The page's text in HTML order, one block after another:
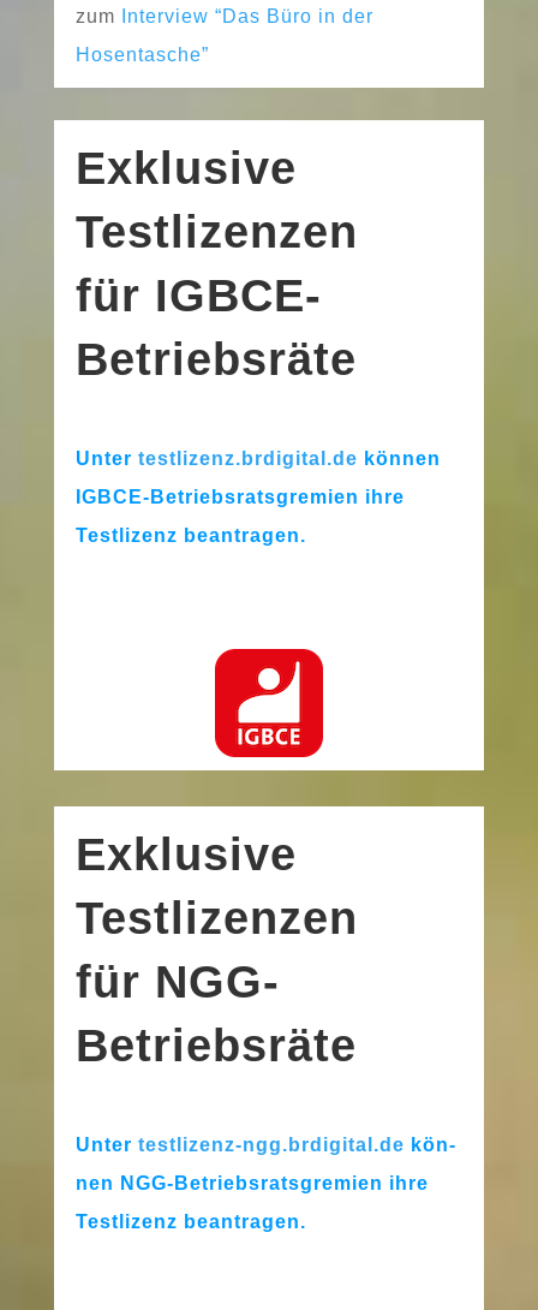
zum
Interview “Das Büro in der
Hosentasche”
Exklusive
Testlizenzen
für IGBCE-
Betriebsräte
Unter testlizenz.brdigital.de kön­nen
IGBCE-Betriebsratsgremien ihre
Testlizenz beantragen.
Exklusive
Testlizenzen
für NGG-
Betriebsräte
Unter testlizenz-ngg.brdigital.de kön­
nen NGG-Betriebsratsgremien ihre
Testlizenz beantragen.